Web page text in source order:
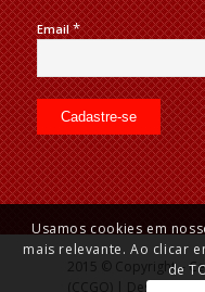
Email*
2015 © Copyright –
(CCGO) |
Usamos cookies em
mais relevante. Ao clicar
de